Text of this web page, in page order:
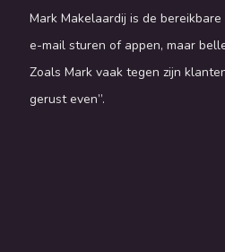
Mark Makelaardij is de bereikbare
e-mail sturen of appen, maar
Zoals Mark vaak tegen zijn
gerust even”.